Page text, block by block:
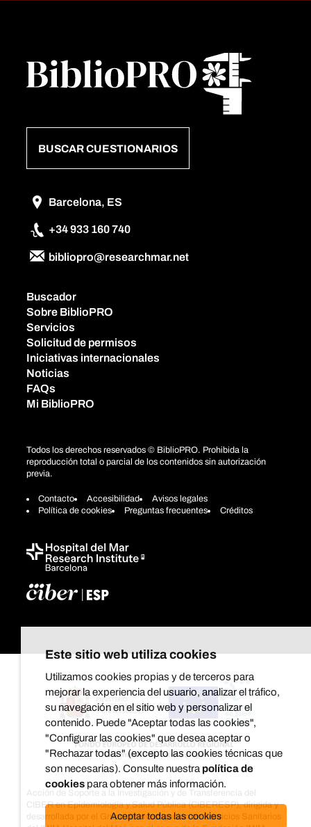
BUSCAR CUESTIONARIOS
Barcelona, ES
+34 933 160 740
bibliopro@researchmar.net
Buscador
Sobre BiblioPRO
Servicios
Solicitud de permisos
Iniciativas internacionales
Noticias
FAQs
Mi BiblioPRO
Todos los derechos reservados © BiblioPRO. Prohibida la
reproducción total o parcial de los contenidos sin autorización
previa.
Contacto Accesibilidad
Avisos legales
Política de cookies
Preguntas frecuentes Créditos
Acción de Soporte a la Investigación y de Transferencia del
CIBER en Epidemiología y Salud Pública (CIBERESP), dirigida y
desarrollada por el Grupo de investigación en Servicios Sanitarios
Este sitio web utiliza cookies
Utilizamos cookies propias y de terceros para
mejorar la experiencia del usuario, analizar el tráfico,
su navegación en el sitio web y personalizar el
contenido. Puede "Aceptar todas las cookies",
"Configurar las cookies" que desea aceptar o
"Rechazar todas" (excepto las cookies técnicas que
son necesarias). Consulte nuestra política de
cookies para obtener más información.
Aceptar todas las cookies